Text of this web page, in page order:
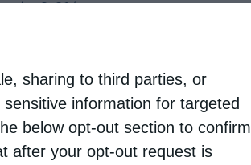
sharing to third parties, or
information for targeted
below opt-out section to confirm
after your opt-out request is
βιβλίο του
Αρκαλοχωρίου,
από τις
βιβλίο προλογίζει ο
Κεφαλληνίας κ. …